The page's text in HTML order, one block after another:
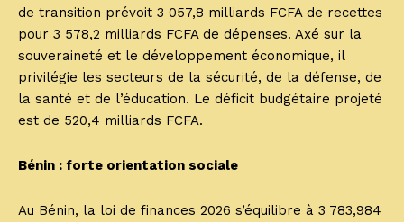
de transition prévoit 3 057,8 milliards FCFA de recettes
pour 3 578,2 milliards FCFA de dépenses. Axé sur la
souveraineté et le développement économique, il
privilégie les secteurs de la sécurité, de la défense, de
la santé et de l’éducation. Le déficit budgétaire projeté
est de 520,4 milliards FCFA.
Bénin : forte orientation sociale
Au Bénin, la loi de finances 2026 s’équilibre à 3 783,984